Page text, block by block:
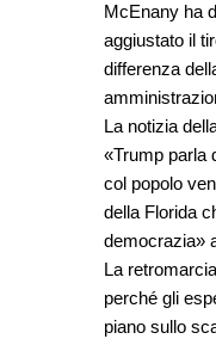
McEnany ha
aggiustato il
differenza
La notizia
«Trump parla
col popolo
della Florida
democrazia»
La
perché gli
piano sullo